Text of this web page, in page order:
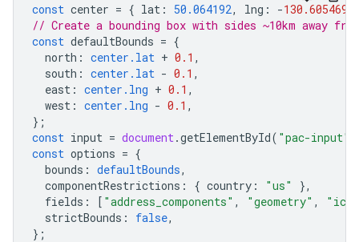
const center = { lat : 50.064192, lng : -130.605469
// Create a bounding box with sides ~10km away
const defaultBounds = {
north : center.lat + 0.1 ,
south : center.lat - 0.1 ,
east : center.lng + 0.1 ,
west : center.lng - 0.1 ,
};
const input = document.getElementById( "pac-input"
const options = {
bounds : defaultBounds,
componentRestrictions : { country : "us"
},
fields : [ "address_components" , "geometry" ,
strictBounds : false,
};